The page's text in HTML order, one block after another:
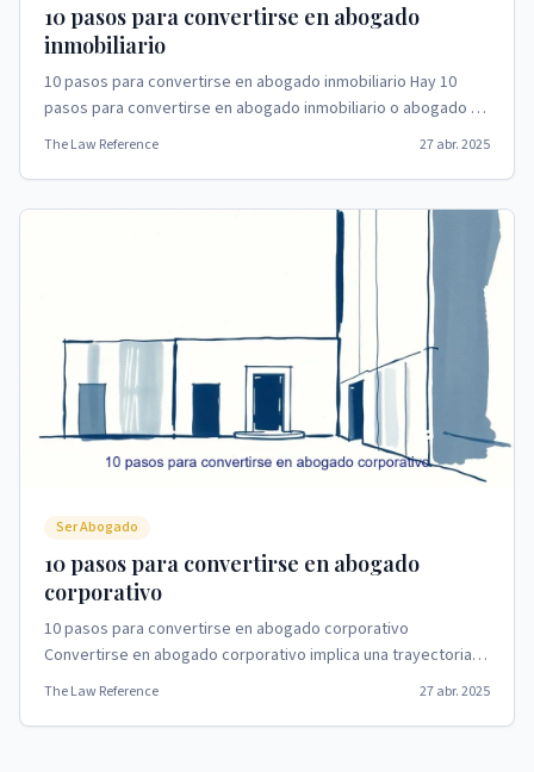
10 pasos para convertirse en abogado
inmobiliario
10 pasos para convertirse en abogado inmobiliario Hay 10
pasos para convertirse en abogado inmobiliario o abogado de
propiedad.
The Law Reference 27 abr. 2025
Ser Abogado
10 pasos para convertirse en abogado
corporativo
10 pasos para convertirse en abogado corporativo
Convertirse en abogado corporativo implica una trayectoria
académica y profesional dedicada, que comienza co...
The Law Reference 27 abr. 2025